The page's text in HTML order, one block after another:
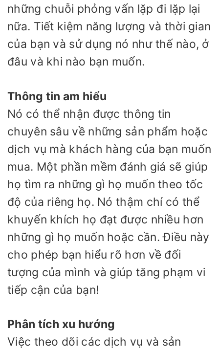
những chuỗi phỏng vấn lặp đi lặp lại
nữa. Tiết kiệm năng lượng và thời gian
của bạn và sử dụng nó như thế nào, ở
đâu và khi nào bạn muốn.
Thông tin am hiểu
Nó có thể nhận được thông tin
chuyên sâu về những sản phẩm hoặc
dịch vụ mà khách hàng của bạn muốn
mua. Một phần mềm đánh giá sẽ giúp
họ tìm ra những gì họ muốn theo tốc
độ của riêng họ. Nó thậm chí có thể
khuyến khích họ đạt được nhiều hơn
những gì họ muốn hoặc cần. Điều này
cho phép bạn hiểu rõ hơn về đối
tượng của mình và giúp tăng phạm vi
tiếp cận của bạn!
Phân tích xu hướng
Việc theo dõi các dịch vụ và sản